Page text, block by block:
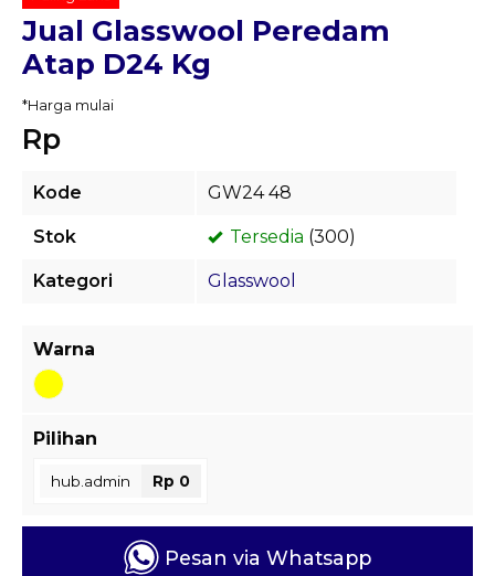
Jual Glasswool Peredam
Atap D24 Kg
*Harga mulai
Rp
Kode GW24 48
Stok Tersedia (300)
Kategori Glasswool
Warna
Pilihan
hub.admin Rp 0
Pesan via Whatsapp